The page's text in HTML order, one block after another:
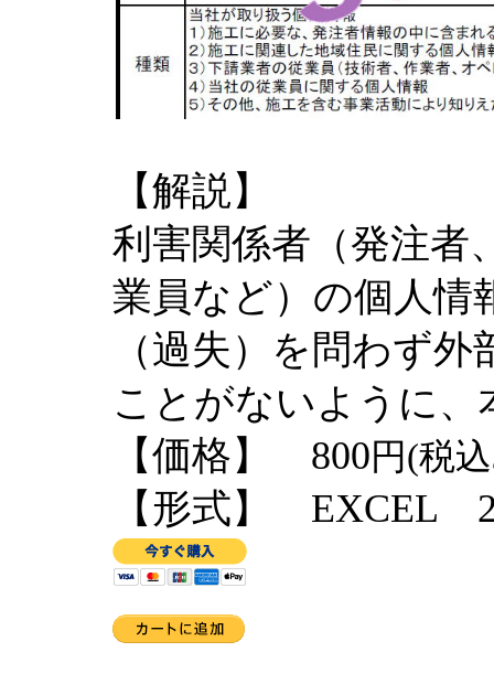
【解説】
利害関係者（発注者
業員など）の個人情
（過失）を問わず
ことがないように
【価格】 800円(税
【形式】 EXCEL